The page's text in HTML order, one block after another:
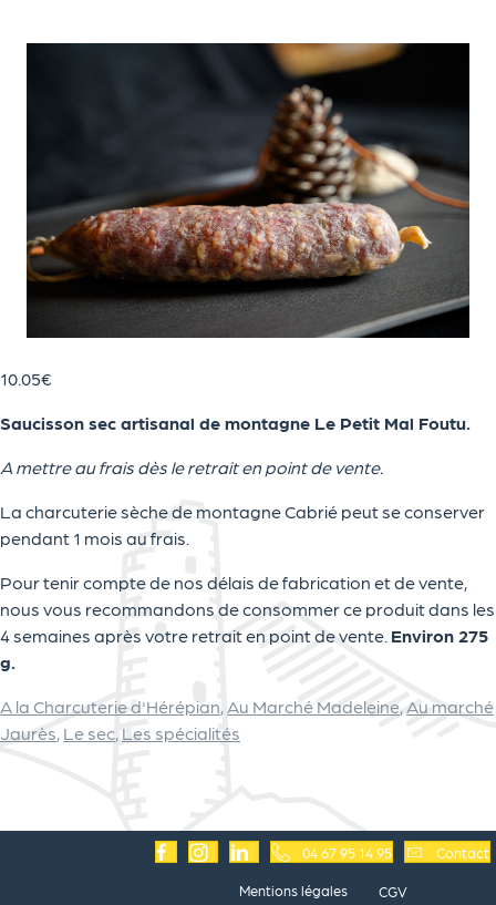
10.05€
Saucisson sec artisanal de montagne Le Petit Mal Foutu.
A mettre au frais dès le retrait en point de vente.
La charcuterie sèche de montagne Cabrié peut se conserver
pendant 1 mois au frais.
Pour tenir compte de nos délais de fabrication et de vente,
nous vous recommandons de consommer ce produit dans les
4 semaines après votre retrait en point de vente. Environ 275
g.
A la Charcuterie d'Hérépian, Au Marché Madeleine,Au marché
Jaurès, Le sec, Les spécialités
Mentions légales CGV
04 67 95 14 95 Contact